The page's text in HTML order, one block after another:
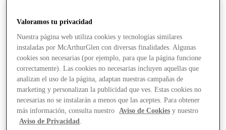
Ofertas
Valoramos tu privacidad
Nuestra página web utiliza cookies y tecnologías similares
instaladas por McArthurGlen con diversas finalidades. Algunas
cookies son necesarias (por ejemplo, para que la página funcione
correctamente). Las cookies no necesarias incluyen aquellas que
analizan el uso de la página, adaptan nuestras campañas de
marketing y personalizan la publicidad que ves. Estas cookies no
necesarias no se instalarán a menos que las aceptes. Para obtener
más información, consulta nuestro
Aviso de Cookies y nuestro
Aviso de Privacidad.